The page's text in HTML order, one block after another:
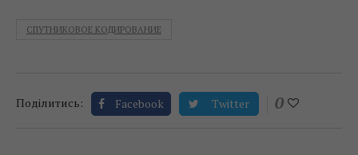
СПУТНИКОВОЕ КОДИРОВАНИЕ
Поділитись: Facebook Twitter 0